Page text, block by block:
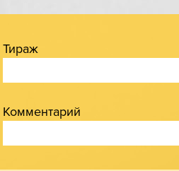
Тираж
Комментарий